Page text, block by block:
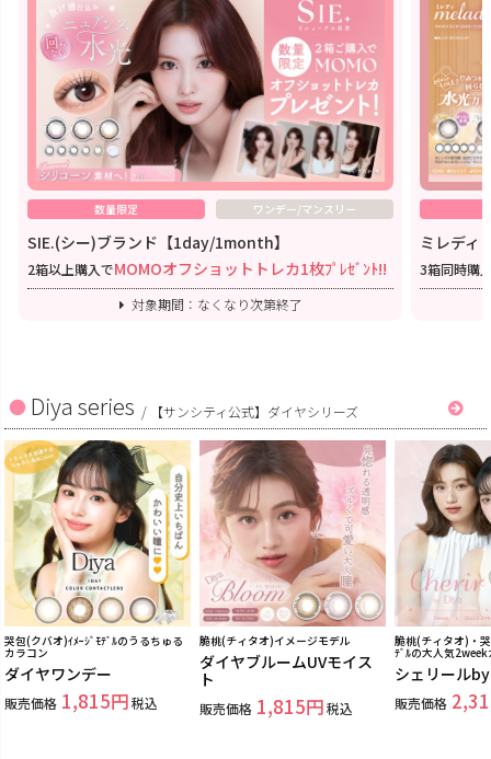
数量限定 ワンデー/マンスリー
SIE.(シー)ブランド【1day/1month】
2箱以上購入でMOMOオフショットトレカ1枚ﾌﾟﾚｾﾞﾝﾄ!!
対象期間：なくなり次第終了
ミレディ
3箱同時購
Diya series / 【サンシティ公式】ダイヤシリーズ
哭包(クバオ)ｲﾒｰｼﾞﾓﾃﾞﾙのうるちゅる
カラコン
ダイヤワンデー
販売価格 1,815 税込
脆桃(チィタオ)イメージモデル
ダイヤブルームUVモイス
ト
販売価格 1,815 税込
脆桃(チィタオ)・
ﾃﾞﾙの大人気2week
シェリール
販売価格